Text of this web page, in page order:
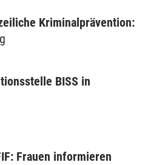
Kriminalprävention:
BISS in
Frauen informieren